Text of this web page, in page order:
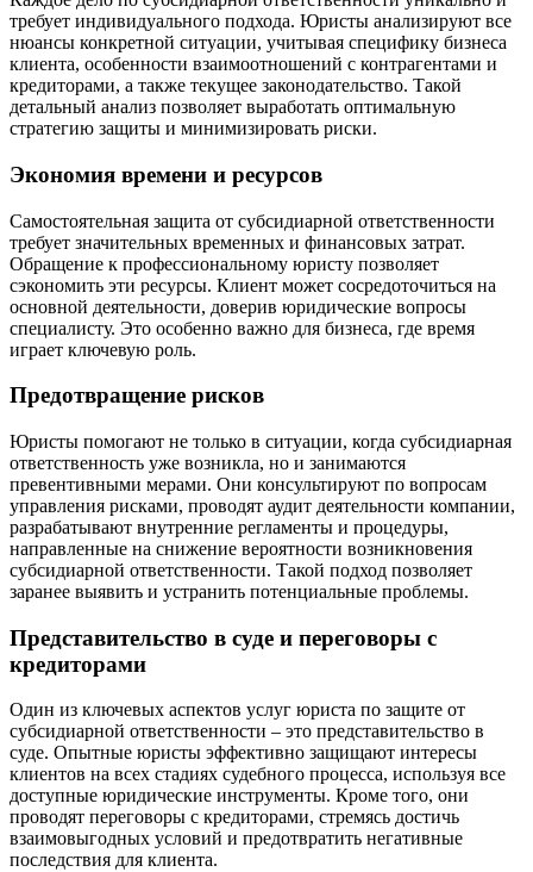
требует индивидуального подхода. Юристы анализируют все
нюансы конкретной ситуации, учитывая специфику бизнеса
клиента, особенности взаимоотношений с контрагентами и
кредиторами, а также текущее законодательство. Такой
детальный анализ позволяет выработать оптимальную
стратегию защиты и минимизировать риски.
Экономия времени и ресурсов
Самостоятельная защита от субсидиарной ответственности
требует значительных временных и финансовых затрат.
Обращение к профессиональному юристу позволяет
сэкономить эти ресурсы. Клиент может сосредоточиться на
основной деятельности, доверив юридические вопросы
специалисту. Это особенно важно для бизнеса, где время
играет ключевую роль.
Предотвращение рисков
Юристы помогают не только в ситуации, когда субсидиарная
ответственность уже возникла, но и занимаются
превентивными мерами. Они консультируют по вопросам
управления рисками, проводят аудит деятельности компании,
разрабатывают внутренние регламенты и процедуры,
направленные на снижение вероятности возникновения
субсидиарной ответственности. Такой подход позволяет
заранее выявить и устранить потенциальные проблемы.
Представительство в суде и переговоры с
кредиторами
Один из ключевых аспектов услуг юриста по защите от
субсидиарной ответственности – это представительство в
суде. Опытные юристы эффективно защищают интересы
клиентов на всех стадиях судебного процесса, используя все
доступные юридические инструменты. Кроме того, они
проводят переговоры с кредиторами, стремясь достичь
взаимовыгодных условий и предотвратить негативные
последствия для клиента.